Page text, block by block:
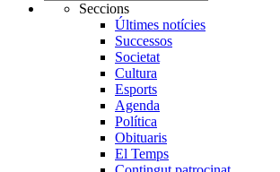
Seccions
Últimes notícies
Successos
Societat
Cultura
Esports
Agenda
Política
Obituaris
El Temps